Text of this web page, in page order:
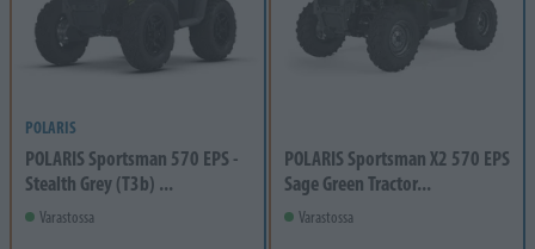
POLARIS
POLARIS Sportsman 570 EPS -
Stealth Grey (T3b) ...
Varastossa
POLARIS Sportsman X2 570 EPS
Sage Green Tractor...
Varastossa